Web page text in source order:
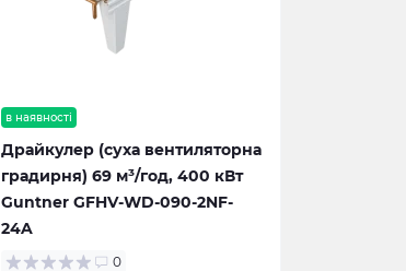
в наявності
Драйкулер (суха вентиляторна
градирня) 69 м³/год, 400 кВт
Guntner GFHV-WD-090-2NF-
24A
0